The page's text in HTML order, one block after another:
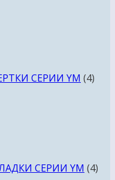
СЕРИИ YM 4
СЕРИИ YM 4